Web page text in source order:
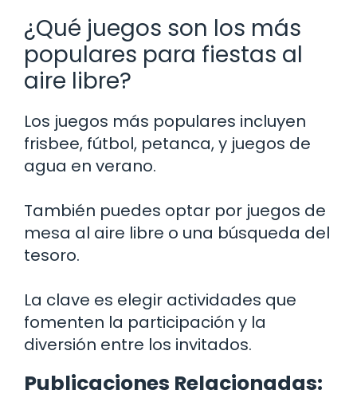
¿Qué juegos son los más
populares para fiestas al
aire libre?
Los juegos más populares incluyen
frisbee, fútbol, petanca, y juegos de
agua en verano.
También puedes optar por juegos de
mesa al aire libre o una búsqueda del
tesoro.
La clave es elegir actividades que
fomenten la participación y la
diversión entre los invitados.
Publicaciones Relacionadas: